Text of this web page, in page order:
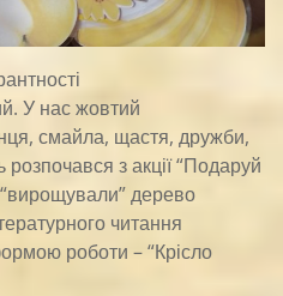
У нас жовтий
смайла, щастя, дружби,
з акції “Подаруй
дерево
читання
роботи – “Крісло